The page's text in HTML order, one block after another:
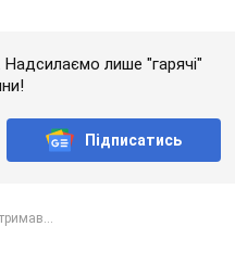
лише "гарячі"
Підписатись